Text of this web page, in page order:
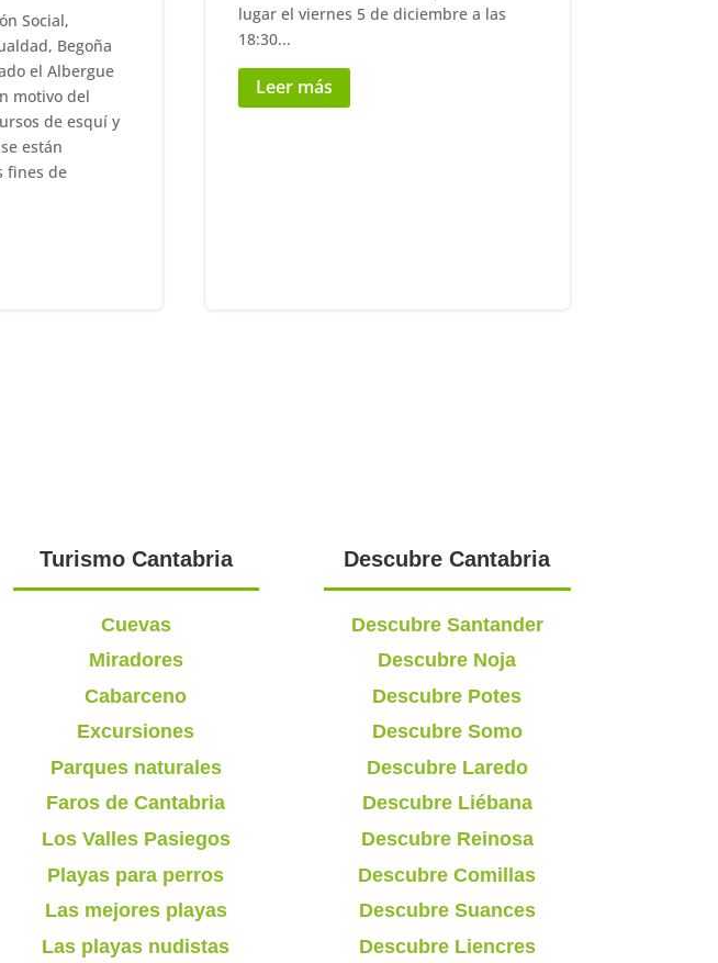
Social,
Begoña
el Albergue
motivo del
de esquí y
están
fines de
lugar el viernes 5 de diciembre a las
18:30...
Leer más
Turismo Cantabria
Cuevas
Miradores
Cabarceno
Excursiones
Parques naturales
Faros de Cantabria
Los Valles Pasiegos
Playas para perros
Las mejores playas
Las playas nudistas
Descubre Cantabria
Descubre Santander
Descubre Noja
Descubre Potes
Descubre Somo
Descubre Laredo
Descubre Liébana
Descubre Reinosa
Descubre Comillas
Descubre Suances
Descubre Liencres